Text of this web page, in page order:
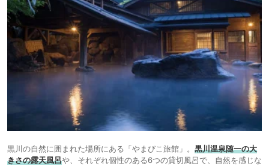
黒川の自然に囲まれた場所にある「やまびこ旅館」。 黒川温泉随一の大
きさの露天風呂や、それぞれ個性のある6つの貸切風呂で、自然を感じな